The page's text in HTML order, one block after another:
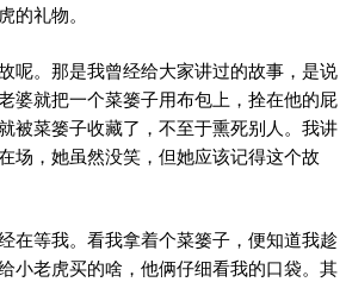
的礼物。
呢。那是我曾经给大家讲过的故事，是说
婆就把一个菜篓子用布包上，拴在他的屁
被菜篓子收藏了，不至于熏死别人。我讲
场，她虽然没笑，但她应该记得这个故
在等我。看我拿着个菜篓子，便知道我趁
小老虎买的啥，他俩仔细看我的口袋。其